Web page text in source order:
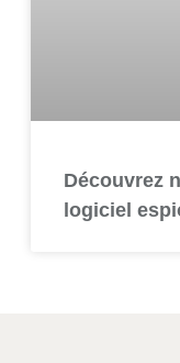
Découvrez
logiciel